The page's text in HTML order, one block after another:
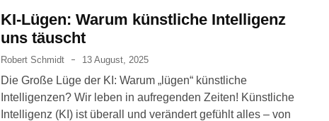
KI-Lügen: Warum künstliche Intelligenz
uns täuscht
Robert Schmidt 13 August, 2025
Die Große Lüge der KI: Warum „lügen“ künstliche
Intelligenzen? Wir leben in aufregenden Zeiten! Künstliche
Intelligenz (KI) ist überall und verändert gefühlt alles – von